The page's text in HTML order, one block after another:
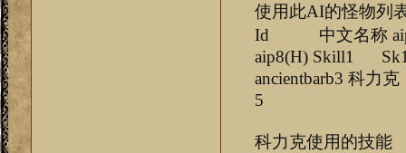
使用此AI的怪物列
Id 中文名称
aip8(H) Skill1
5
科力克使用的技能